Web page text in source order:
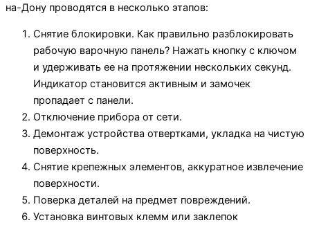
на-Дону проводятся в несколько этапов:
Снятие блокировки. Как правильно разблокировать
рабочую варочную панель? Нажать кнопку с ключом
и удерживать ее на протяжении нескольких секунд.
Индикатор становится активным и замочек
пропадает с панели.
Отключение прибора от сети.
Демонтаж устройства отвертками, укладка на чистую
поверхность.
Снятие крепежных элементов, аккуратное извлечение
поверхности.
Поверка деталей на предмет повреждений.
Установка винтовых клемм или заклепок